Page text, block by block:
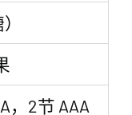
，2节 AAA